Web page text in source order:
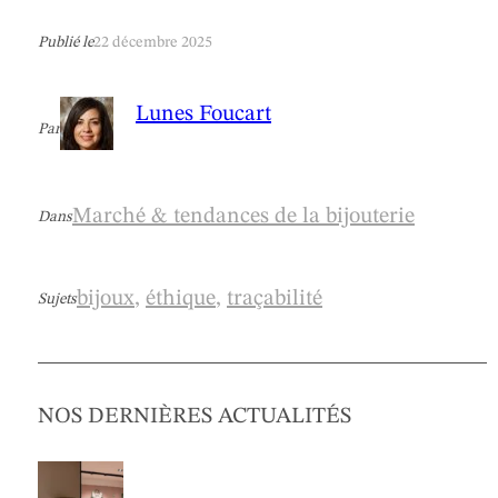
Publié le22 décembre 2025
Par
Lunes Foucart
DansMarché & tendances de la bijouterie
Sujetsbijoux, éthique, traçabilité
NOS DERNIÈRES ACTUALITÉS